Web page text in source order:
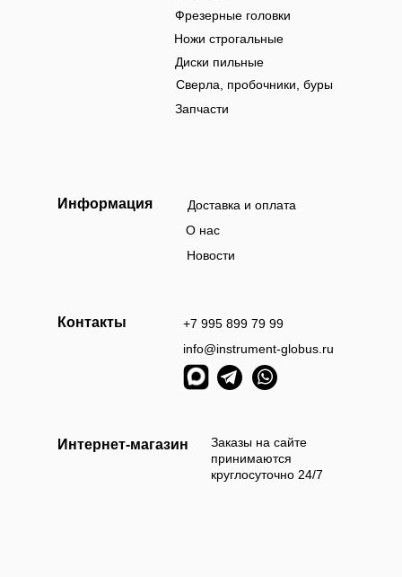
Заказы на сайте
принимаются
круглосуточно 24/7
Информация
Контакты
+7 995 899 79 99
info@instrument-globus.ru
Интернет-магазин
Фрезерные головки
Ножи строгальные
Диски пильные
Сверла, пробочники, буры
Запчасти
Доставка и оплата
О нас
Новости